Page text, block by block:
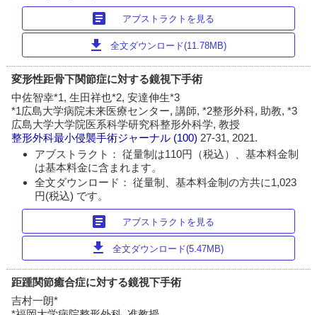
article アブストラクトを見る
download 全文ダウンロード(11.78MB)
変形性距骨下関節症に対する鏡視下手術
中佐智幸*1, 生田祥也*2, 安達伸生*3
*1広島大学病院未来医療センター, 講師, *2整形外科, 助教, *3
広島大学大学院医系科学研究科整形外科学, 教授
整形外科最小侵襲手術ジャーナル (100)27-31, 2021.
アブストラクト： 従量制は110円（税込）、基本料金制
は基本料金に含まれます。
全文ダウンロード： 従量制、基本料金制の方共に1,023
円(税込) です。
article アブストラクトを見る
download 全文ダウンロード(5.47MB)
距踵関節癒合症に対する鏡視下手術
吉村一朗*